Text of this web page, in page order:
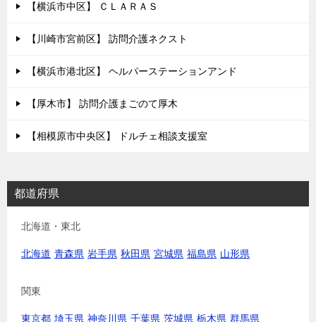
【横浜市中区】 ＣＬＡＲＡＳ
【川崎市宮前区】 訪問介護ネクスト
【横浜市港北区】 ヘルパーステーションアンド
【厚木市】 訪問介護まごのて厚木
【相模原市中央区】 ドルチェ相談支援室
都道府県
北海道・東北
北海道 青森県 岩手県 秋田県 宮城県 福島県 山形県
関東
東京都 埼玉県 神奈川県 千葉県 茨城県 栃木県 群馬県